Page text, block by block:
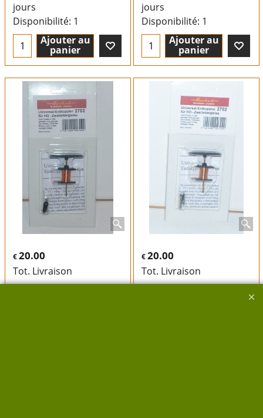
jours
Disponibilité: 1
Ajouter au
panier
jours
Disponibilité: 1
Ajouter au
panier
€20.00
Tot. Livraison
R19-375 HERKAT
€20.00
Tot. Livraison
R19-374 HERKAT